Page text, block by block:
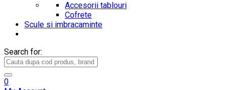
Accesorii tablouri
Cofrete
Scule si imbracaminte
Search for:
0